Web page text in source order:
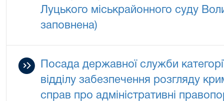
Луцького міськрайонного суду
заповнена)
Посада державної служби
відділу забезпечення розгляду
справ про адміністративні